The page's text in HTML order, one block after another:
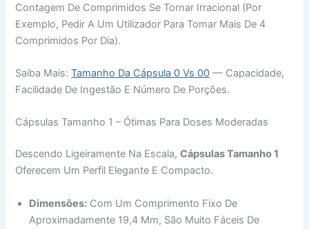
Contagem De Comprimidos Se Tornar Irracional (por
Exemplo, Pedir A Um Utilizador Para Tomar Mais De 4
Comprimidos Por Dia).
Saiba Mais:Tamanho Da Cápsula 0 Vs 00 — Capacidade,
Facilidade De Ingestão E Número De Porções.
Cápsulas Tamanho 1 – Ótimas Para Doses Moderadas
Descendo Ligeiramente Na Escala,Cápsulas Tamanho 1
Oferecem Um Perfil Elegante E Compacto.
Dimensões: Com Um Comprimento Fixo De
Aproximadamente 19,4 Mm, São Muito Fáceis De